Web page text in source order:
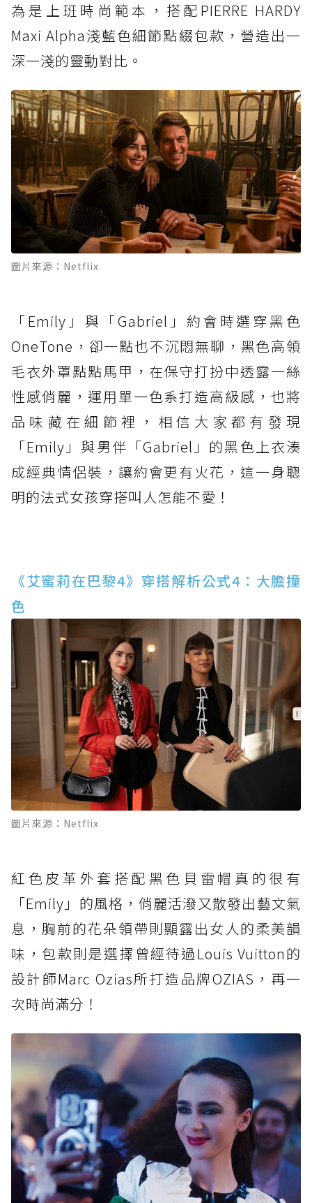
為是上班時尚範本，搭配PIERRE HARDY
Maxi Alpha淺藍色細節點綴包款，營造出一
深一淺的靈動對比。
圖片來源：Netflix
「Emily」與「Gabriel」約會時選穿黑色
OneTone，卻一點也不沉悶無聊，黑色高領
毛衣外罩點點馬甲，在保守打扮中透露一絲
性感俏麗，運用單一色系打造高級感，也將
品味藏在細節裡，相信大家都有發現
「Emily」與男伴「Gabriel」的黑色上衣湊
成經典情侶裝，讓約會更有火花，這一身聰
明的法式女孩穿搭叫人怎能不愛！
《艾蜜莉在巴黎4》穿搭解析公式4：大膽撞
色
圖片來源：Netflix
紅色皮革外套搭配黑色貝雷帽真的很有
「Emily」的風格，俏麗活潑又散發出藝文氣
息，胸前的花朵領帶則顯露出女人的柔美韻
味，包款則是選擇曾經待過Louis Vuitton的
設計師Marc Ozias所打造品牌OZIAS，再一
次時尚滿分！